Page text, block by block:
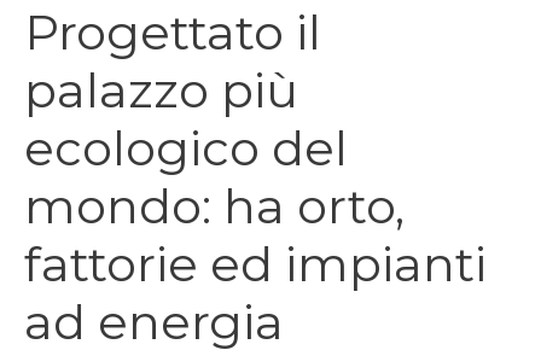
Progettato il
palazzo più
ecologico del
mondo: ha orto,
fattorie ed impianti
ad energia